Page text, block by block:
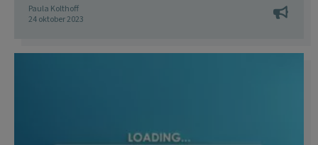
Paula Kolthoff
24 oktober 2023